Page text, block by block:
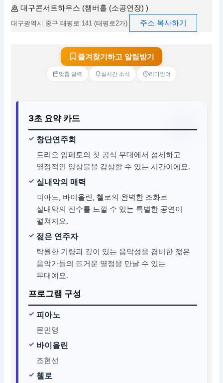
대구콘서트하우스 (챔버홀 (소공연장) )
대구광역시 중구 태평로 141 (태평로2가) 주소 복사하기
즐겨찾기하고 알림받기
맞춤 달력 실시간 소식 리마인더
3초 요약 카드
창단연주회
트리오 임페토의 첫 공식 무대에서 섬세하고
열정적인 앙상블을 감상할 수 있는 시간이에요.
실내악의 매력
피아노, 바이올린, 첼로의 완벽한 조화로
실내악의 진수를 느낄 수 있는 특별한 공연이
펼쳐져요.
젊은 연주자
탁월한 기량과 깊이 있는 음악성을 겸비한 젊은
음악가들의 뜨거운 열정을 만날 수 있는
무대예요.
프로그램 구성
피아노
문민영
바이올린
조현선
첼로